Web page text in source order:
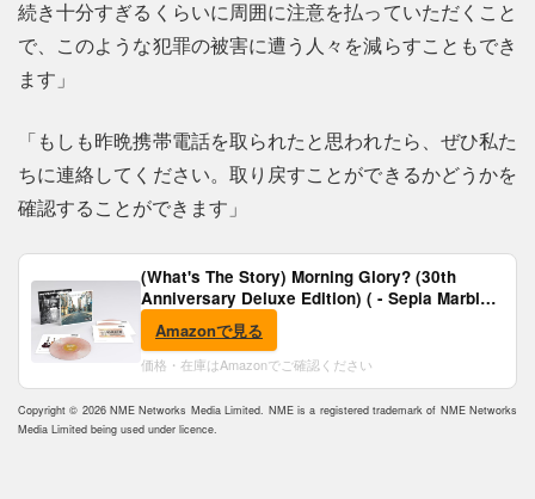
続き十分すぎるくらいに周囲に注意を払っていただくこと
で、このような犯罪の被害に遭う人々を減らすこともでき
ます」
「もしも昨晩携帯電話を取られたと思われたら、ぜひ私た
ちに連絡してください。取り戻すことができるかどうかを
確認することができます」
(What's The Story) Morning Glory? (30th
Anniversary Deluxe Edition) ( - Sepia Marble
Vinyl) [Analog]
Amazonで見る
価格・在庫はAmazonでご確認ください
Copyright © 2026 NME Networks Media Limited. NME is a registered trademark of NME Networks
Media Limited being used under licence.